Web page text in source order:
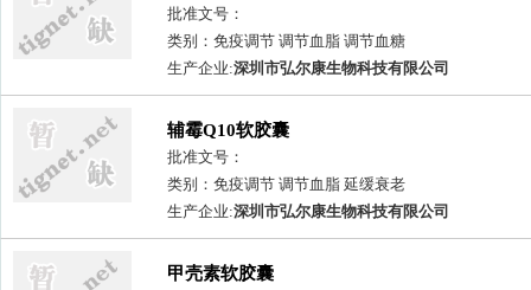
批准文号：
类别：免疫调节 调节血脂 调节血糖
生产企业:深圳市弘尔康生物科技有限公司
辅霉Q10软胶囊
批准文号：
类别：免疫调节 调节血脂 延缓衰老
生产企业:深圳市弘尔康生物科技有限公司
甲壳素软胶囊